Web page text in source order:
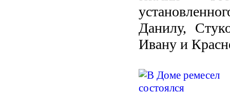
Данилу,
Ивану и